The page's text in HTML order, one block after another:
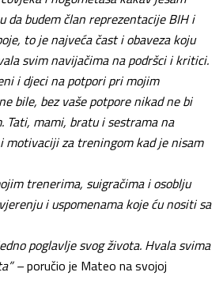
da budem član reprezentacije BIH i
to je najveća čast i obaveza koju
svim navijačima na podršci i kritici.
i djeci na potpori pri mojim
bile, bez vaše potpore nikad ne bi
Tati, mami, bratu i sestrama na
motivaciji za treningom kad je nisam
trenerima, suigračima i osoblju
i uspomenama koje ću nositi sa
poglavlje svog života. Hvala svima
–poručio je Mateo na svojoj